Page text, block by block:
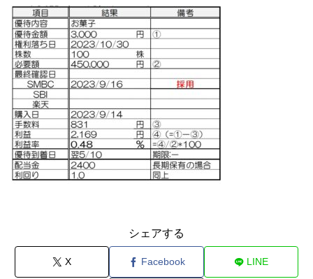
シェアする
X Facebook LINE